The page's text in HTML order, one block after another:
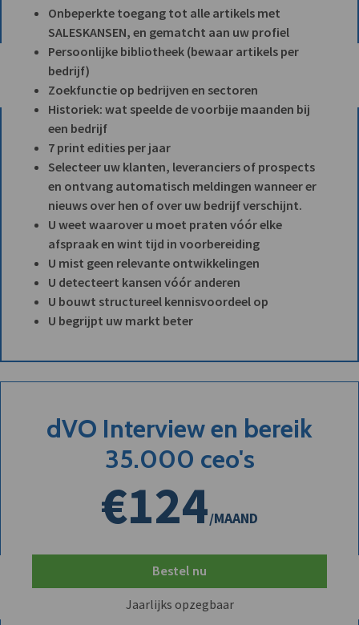
Onbeperkte toegang tot alle artikels met
SALESKANSEN, en gematcht aan uw profiel
Persoonlijke bibliotheek (bewaar artikels per
bedrijf)
Zoekfunctie op bedrijven en sectoren
Historiek: wat speelde de voorbije maanden bij
een bedrijf
7 print edities per jaar
Selecteer uw klanten, leveranciers of prospects
en ontvang automatisch meldingen wanneer er
nieuws over hen of over uw bedrijf verschijnt.
U weet waarover u moet praten vóór elke
afspraak en wint tijd in voorbereiding
U mist geen relevante ontwikkelingen
U detecteert kansen vóór anderen
U bouwt structureel kennisvoordeel op
U begrijpt uw markt beter
dVO Interview en bereik
35.000 ceo's
€124/MAAND
Bestel nu
Jaarlijks opzegbaar